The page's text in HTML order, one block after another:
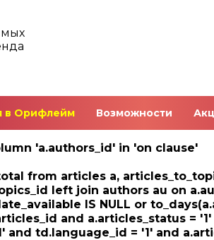
в Орифлейм Возможности
'a.authors_id' in 'on clause'
from articles a,
left join authors au on
IS NULL or
and a.articles_status =
and td.language_id = '1' and